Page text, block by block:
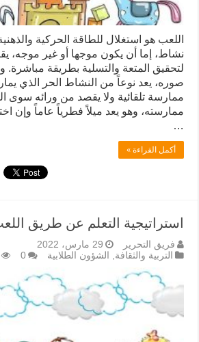
اللعب هو استغلال للطاقة الحركية
نشاط، إما أن يكون موجها أو غير موجه،
لتحقيق المتعة والتسلية بطريقة مباشرة.
صوره، يعد نوعاً من النشاط الحر الذي
ممارسة تلقائية ولا يقصد من ورائه سوى
ممارسته، وهو يعد ميلاً فطرياً عاماً وإن
…
أكمل القراءة »
استراتيجية التعلم عن طريق
فريق التحرير
29 مارس، 2022
التربية والثقافة, الشؤون الطلابية 0